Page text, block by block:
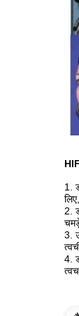
1.
2.
3.
4.